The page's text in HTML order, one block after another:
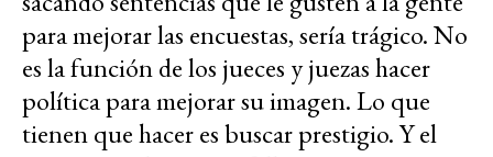
para mejorar las encuestas, sería trágico. No
es la función de los jueces y juezas hacer
política para mejorar su imagen. Lo que
tienen que hacer es buscar prestigio. Y el